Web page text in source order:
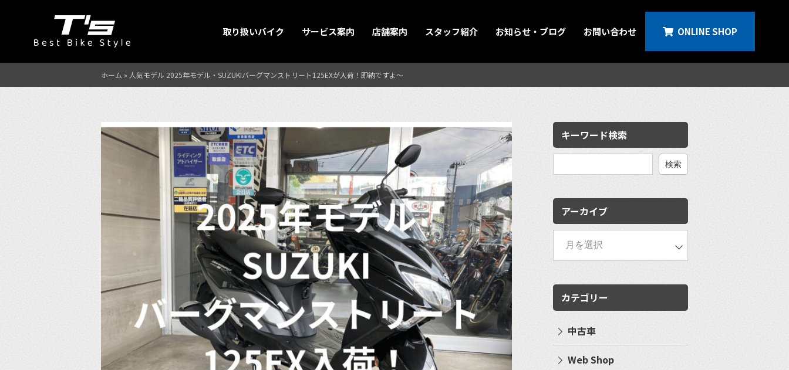
取り扱いバイク サービス案内 店舗案内 スタッフ紹介 お知らせ・ブログ お問い合わせ ONLINE SHOP
ホーム » 人気モデル 2025年モデル・SUZUKIバーグマンストリート125EXが入荷！即納ですよ〜
キーワード検索
検
アーカイブ
カテゴリー
中古車
Web Shop